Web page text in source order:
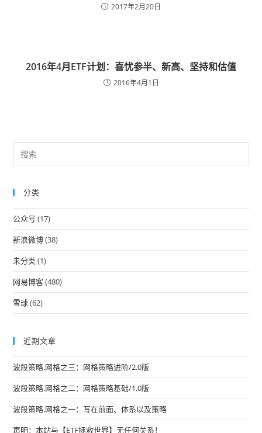
2017年2月20日
2016年4月ETF计划：喜忧参半、新高、坚持和估值
2016年4月1日
分类
公众号 (17)
新浪微博(38)
未分类(1)
网易博客(480)
雪球(62)
近期文章
波段策略.网格之三：网格策略进阶/2.0版
波段策略.网格之二：网格策略基础/1.0版
波段策略.网格之一：写在前面、体系以及策略
声明：本站与【ETF拯救世界】无任何关系！